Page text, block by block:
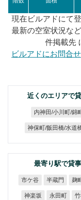
現在ビルアドにて
最新の空室状況な
件掲載先
ビルアドにお問合せ
近くのエリアで
内神田/小川町/錦
神保町/飯田橋/水道
最寄り駅で貸
市ケ谷 半蔵門 麹
神楽坂 永田町